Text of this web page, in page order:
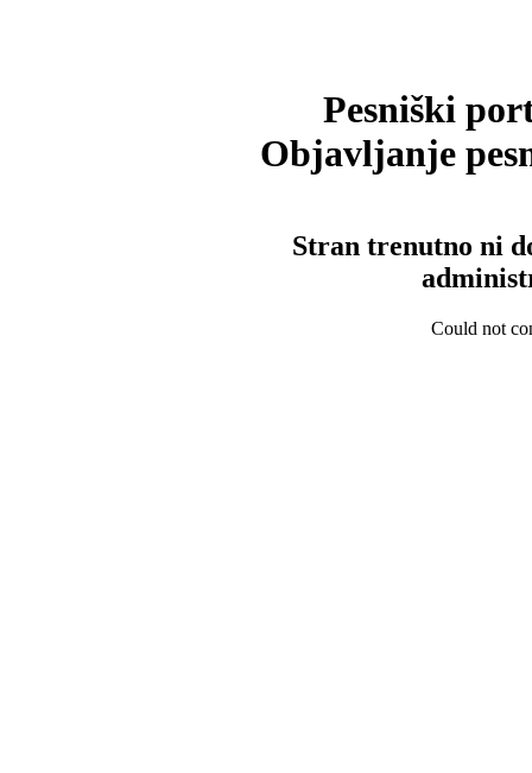
Pesniški
Objavljanje
Stran trenutno ni
Could not